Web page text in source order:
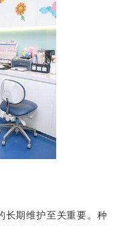
长期维护至关重要。种